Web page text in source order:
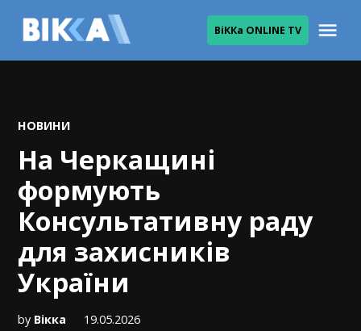
ВіККа ONLINE TV
POSTED
НОВИНИ
На Черкащині
формують
Консультативну раду
для захисників
України
by Вікка 19.05.2026